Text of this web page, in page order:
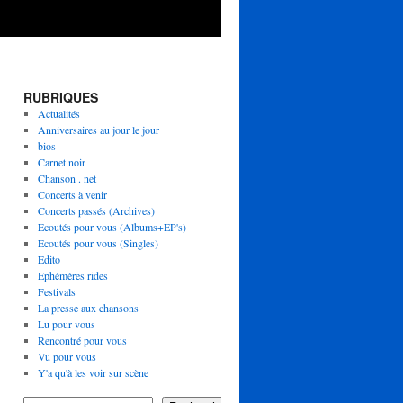
RUBRIQUES
Actualités
Anniversaires au jour le jour
bios
Carnet noir
Chanson . net
Concerts à venir
Concerts passés (Archives)
Ecoutés pour vous (Albums+EP's)
Ecoutés pour vous (Singles)
Edito
Ephémères rides
Festivals
La presse aux chansons
Lu pour vous
Rencontré pour vous
Vu pour vous
Y'a qu'à les voir sur scène